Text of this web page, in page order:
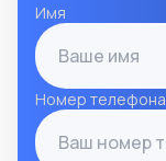
Имя
Номер телефона